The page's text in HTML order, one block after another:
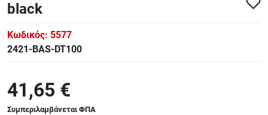
black
Κωδικός: 5577
2421-BAS-DT100
41,65 €
Συμπεριλαμβάνεται ΦΠΑ